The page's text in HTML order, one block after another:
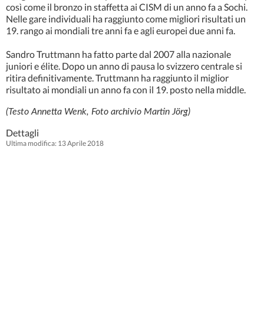
così come il bronzo in staffetta ai CISM di un anno fa a Sochi.
Nelle gare individuali ha raggiunto come migliori risultati un
19. rango ai mondiali tre anni fa e agli europei due anni fa.
Sandro Truttmann ha fatto parte dal 2007 alla nazionale
juniori e élite. Dopo un anno di pausa lo svizzero centrale si
ritira definitivamente. Truttmann ha raggiunto il miglior
risultato ai mondiali un anno fa con il 19. posto nella middle.
(Testo Annetta Wenk, Foto archivio Martin Jörg)
Dettagli
Ultima modifica: 13 Aprile 2018